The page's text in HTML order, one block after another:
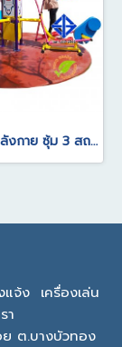
เครื่องออกกำลังกาย ซุ้ม 3 สถานีลู่วิ่งอเนกประสงค์
แจ้ง เครื่องเล่น
า
ต.บางบัวทอง